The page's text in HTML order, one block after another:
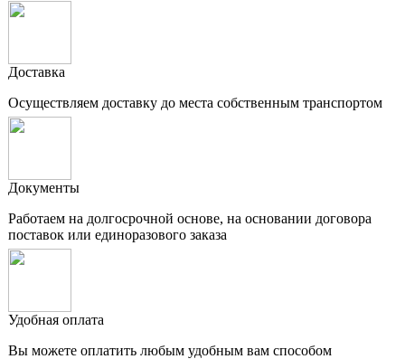
Доставка
Осуществляем доставку до места собственным транспортом
Документы
Работаем на долгосрочной основе, на основании договора
поставок или единоразового заказа
Удобная оплата
Вы можете оплатить любым удобным вам способом